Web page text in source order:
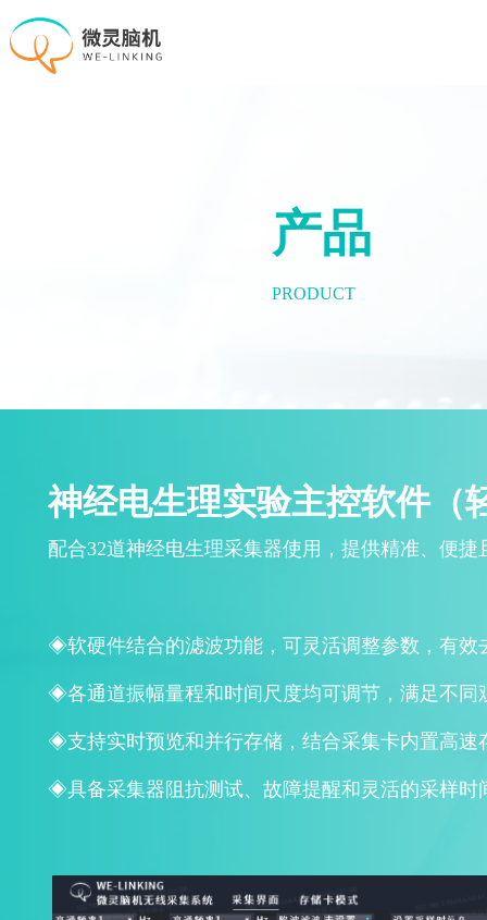
产品
PRODUCT
神经电生理实验主控软件（
配合32道神经电生理采集器使用，提供精准、便
◈软硬件结合的滤波功能，可灵活调整参数，有效
◈各通道振幅量程和时间尺度均可调节，满足不同
◈支持实时预览和并行存储，结合采集卡内置高速
◈具备采集器阻抗测试、故障提醒和灵活的采样时